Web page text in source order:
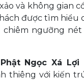
và không gian
được tìm hiểu
chiêm ngưỡng
Ngọc Xá
thiêng với kiến